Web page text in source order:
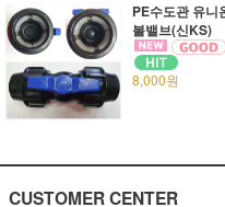
PE수도관 유니
볼밸브(신KS)
8,000원
CUSTOMER CENTER